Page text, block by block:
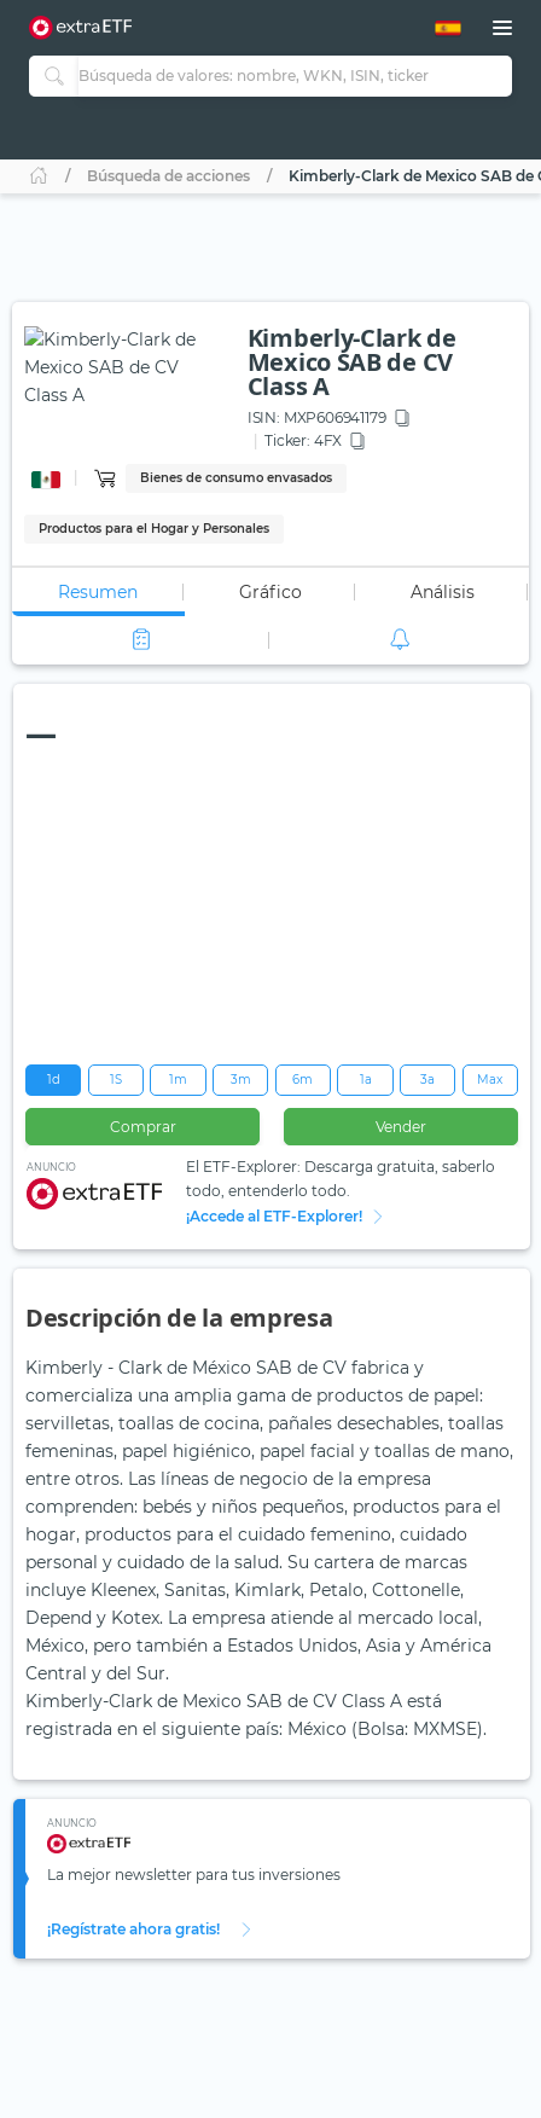
Búsqueda de acciones Kimberly-Clark de Mexico SAB de
Kimberly-Clark de
Mexico SAB de CV
Class A
ISIN: MXP606941179
Ticker: 4FX
Bienes de consumo envasados
Productos para el Hogar y Personales
Resumen Gráfico Análisis
—
1d 1S 1m 3m 6m 1a 3a Max
Comprar Vender
ANUNCIO
El ETF-Explorer: Descarga gratuita, saberlo
todo, entenderlo todo.
¡Accede al ETF-Explorer!
Descripción de la empresa
Kimberly - Clark de México SAB de CV fabrica y
comercializa una amplia gama de productos de papel:
servilletas, toallas de cocina, pañales desechables, toallas
femeninas, papel higiénico, papel facial y toallas de mano,
entre otros. Las líneas de negocio de la empresa
comprenden: bebés y niños pequeños, productos para el
hogar, productos para el cuidado femenino, cuidado
personal y cuidado de la salud. Su cartera de marcas
incluye Kleenex, Sanitas, Kimlark, Petalo, Cottonelle,
Depend y Kotex. La empresa atiende al mercado local,
México, pero también a Estados Unidos, Asia y América
Central y del Sur.
Kimberly-Clark de Mexico SAB de CV Class A está
registrada en el siguiente país: México (Bolsa: MXMSE).
ANUNCIO
La mejor newsletter para tus inversiones
¡Regístrate ahora gratis!